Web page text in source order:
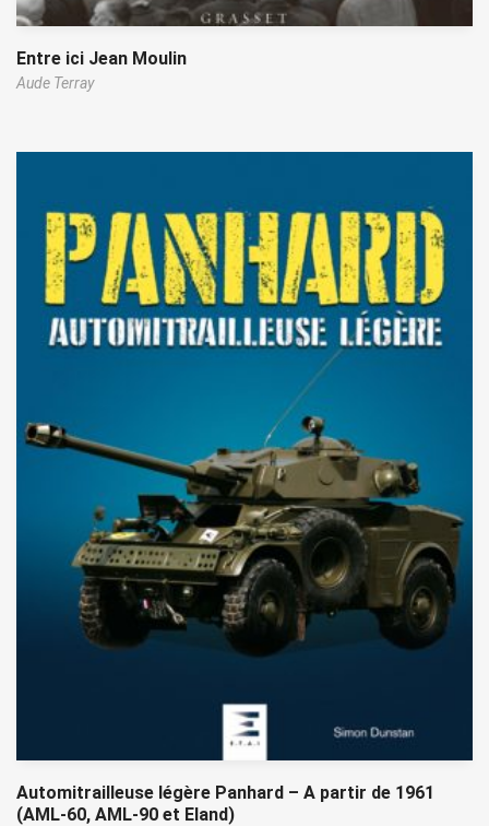
Entre ici Jean Moulin
Aude Terray
Automitrailleuse légère Panhard – A partir de 1961
(AML-60, AML-90 et Eland)